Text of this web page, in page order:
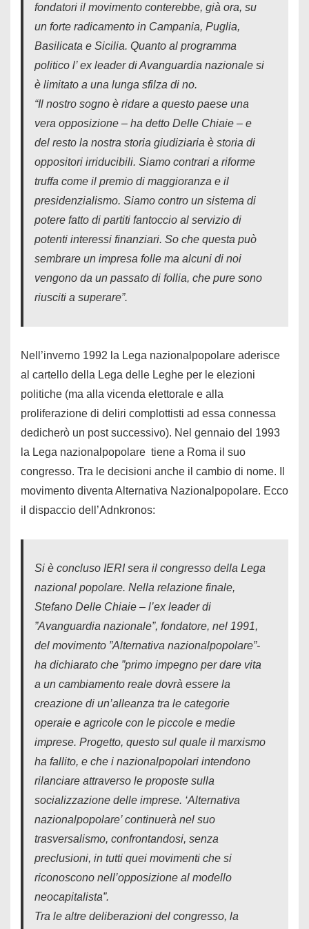
fondatori il movimento conterebbe, già ora, su
un forte radicamento in Campania, Puglia,
Basilicata e Sicilia. Quanto al programma
politico l’ ex leader di Avanguardia nazionale si
è limitato a una lunga sfilza di no.
“Il nostro sogno è ridare a questo paese una
vera opposizione – ha detto Delle Chiaie – e
del resto la nostra storia giudiziaria è storia di
oppositori irriducibili. Siamo contrari a riforme
truffa come il premio di maggioranza e il
presidenzialismo. Siamo contro un sistema di
potere fatto di partiti fantoccio al servizio di
potenti interessi finanziari. So che questa può
sembrare un impresa folle ma alcuni di noi
vengono da un passato di follia, che pure sono
riusciti a superare”.
Nell’inverno 1992 la Lega nazionalpopolare aderisce
al cartello della Lega delle Leghe per le elezioni
politiche (ma alla vicenda elettorale e alla
proliferazione di deliri complottisti ad essa connessa
dedicherò un post successivo). Nel gennaio del 1993
la Lega nazionalpopolare tiene a Roma il suo
congresso. Tra le decisioni anche il cambio di nome. Il
movimento diventa Alternativa Nazionalpopolare. Ecco
il dispaccio dell’Adnkronos:
Si è concluso IERI sera il congresso della Lega
nazional popolare. Nella relazione finale,
Stefano Delle Chiaie – l’ex leader di
”Avanguardia nazionale”, fondatore, nel 1991,
del movimento ”Alternativa nazionalpopolare”-
ha dichiarato che ”primo impegno per dare vita
a un cambiamento reale dovrà essere la
creazione di un’alleanza tra le categorie
operaie e agricole con le piccole e medie
imprese. Progetto, questo sul quale il marxismo
ha fallito, e che i nazionalpopolari intendono
rilanciare attraverso le proposte sulla
socializzazione delle imprese. ‘Alternativa
nazionalpopolare’ continuerà nel suo
trasversalismo, confrontandosi, senza
preclusioni, in tutti quei movimenti che si
riconoscono nell’opposizione al modello
neocapitalista”.
Tra le altre deliberazioni del congresso, la